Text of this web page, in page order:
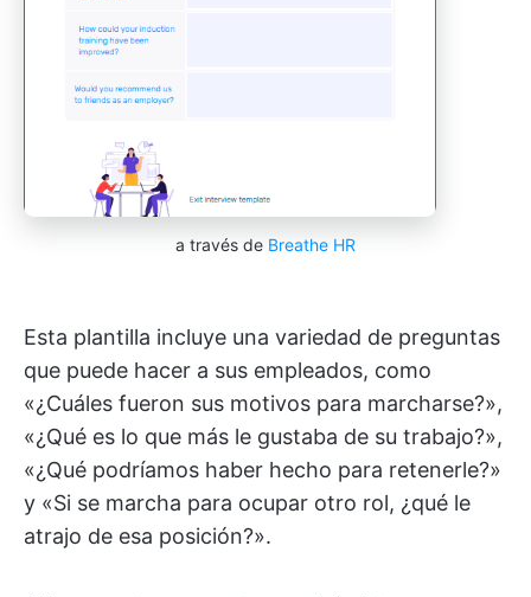
a través de Breathe HR
Esta plantilla incluye una variedad de preguntas
que puede hacer a sus empleados, como
«¿Cuáles fueron sus motivos para marcharse?»,
«¿Qué es lo que más le gustaba de su trabajo?»,
«¿Qué podríamos haber hecho para retenerle?»
y «Si se marcha para ocupar otro rol, ¿qué le
atrajo de esa posición?».